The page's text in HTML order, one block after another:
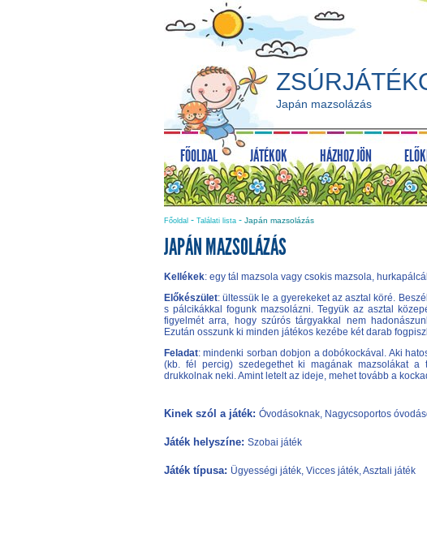
Japán mazsolázás
FŐOLDAL JÁTÉKOK HÁZHOZ JÖN
Főoldal - Találati lista - Japán mazsolázás
JAPÁN MAZSOLÁZÁS
Kellékek: egy tál mazsola vagy csokis mazsola,
Előkészület: ültessük le a gyerekeket az asztal köré.
s pálcikákkal fogunk mazsolázni. Tegyük az asztal
figyelmét arra, hogy szúrós tárgyakkal nem
Ezután osszunk ki minden játékos kezébe két darab
Feladat: mindenki sorban dobjon a dobókockával. Aki
(kb. fél percig) szedegethet ki magának mazsolákat a
drukkolnak neki. Amint letelt az ideje, mehet tovább a
Kinek szól a játék: Óvodásoknak, Nagycsoportos
Játék helyszíne: Szobai játék
Játék típusa: Ügyességi játék, Vicces játék, Asztali játék